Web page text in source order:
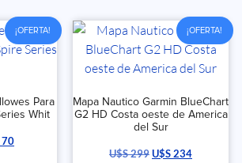
¡OFERTA!
Para
Whit
70
¡OFERTA!
Mapa Nautico Garmin BlueChart
G2 HD Costa oeste de America
del Sur
U$S299U$S234